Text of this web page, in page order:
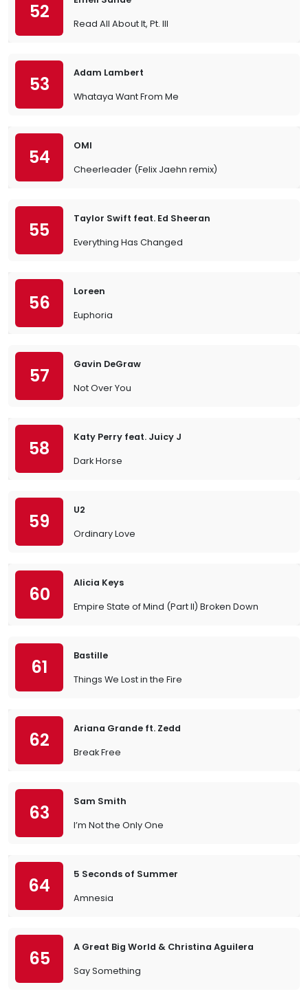
52
Read All About It, Pt. III
53
Adam Lambert
Whataya Want From Me
54
OMI
Cheerleader (Felix Jaehn remix)
55
Taylor Swift feat. Ed Sheeran
Everything Has Changed
56
Loreen
Euphoria
57
Gavin DeGraw
Not Over You
58
Katy Perry feat. Juicy J
Dark Horse
59
U2
Ordinary Love
60
Alicia Keys
Empire State of Mind (Part II) Broken Down
61
Bastille
Things We Lost in the Fire
62
Ariana Grande ft. Zedd
Break Free
63
Sam Smith
I’m Not the Only One
64
5 Seconds of Summer
Amnesia
65
A Great Big World & Christina Aguilera
Say Something